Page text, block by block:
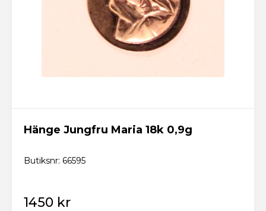
Hänge Jungfru Maria 18k 0,9g
Butiksnr: 66595
1450 kr